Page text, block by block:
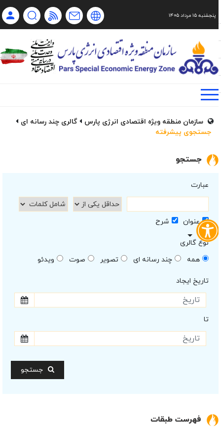
فا Ru Ch
پنجشنبه ۱۵ مرداد ۱۴۰۵
سازمان منطقه ویژه اقتصادی انرژی پارس
گالری چند رسانه ای
جستجوی پیشرفته
جستجو
عبارت
عنوان شرح
نوع گالری
همه
چند رسانه ای تصویر صوت ویدئو
تاریخ ایجاد
تا
جستجو
فهرست طبقات